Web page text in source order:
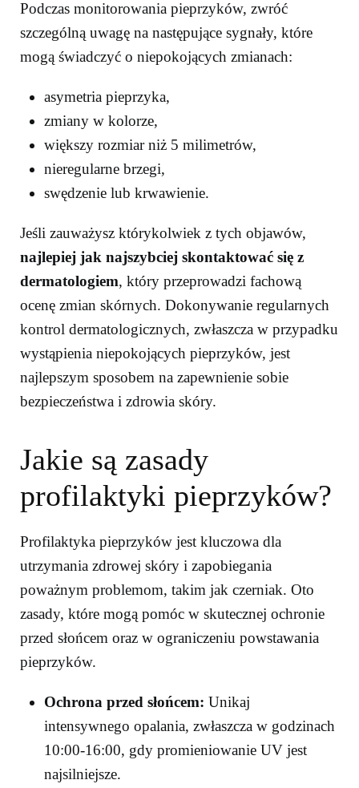
Podczas monitorowania pieprzyków, zwróć
szczególną uwagę na następujące sygnały, które
mogą świadczyć o niepokojących zmianach:
asymetria pieprzyka,
zmiany w kolorze,
większy rozmiar niż 5 milimetrów,
nieregularne brzegi,
swędzenie lub krwawienie.
Jeśli zauważysz którykolwiek z tych objawów,
najlepiej jak najszybciej skontaktować się z
dermatologiem, który przeprowadzi fachową
ocenę zmian skórnych. Dokonywanie regularnych
kontrol dermatologicznych, zwłaszcza w przypadku
wystąpienia niepokojących pieprzyków, jest
najlepszym sposobem na zapewnienie sobie
bezpieczeństwa i zdrowia skóry.
Jakie są zasady
profilaktyki pieprzyków?
Profilaktyka pieprzyków jest kluczowa dla
utrzymania zdrowej skóry i zapobiegania
poważnym problemom, takim jak czerniak. Oto
zasady, które mogą pomóc w skutecznej ochronie
przed słońcem oraz w ograniczeniu powstawania
pieprzyków.
Ochrona przed słońcem: Unikaj
intensywnego opalania, zwłaszcza w godzinach
10:00-16:00, gdy promieniowanie UV jest
najsilniejsze.